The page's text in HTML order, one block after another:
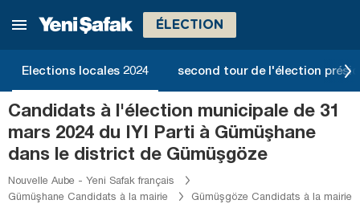
ÉLECTION
Elections locales 2024 second tour de l'élection
Candidats à l'élection municipale de 31
mars 2024 du IYI Parti à Gümüşhane
dans le district de Gümüşgöze
Nouvelle Aube - Yeni Safak français
Gümüşhane Candidats à la mairie
Gümüşgöze Candidats à la mairie
Diyarbakır
Edirne
Elazığ
Erzincan
Erzurum